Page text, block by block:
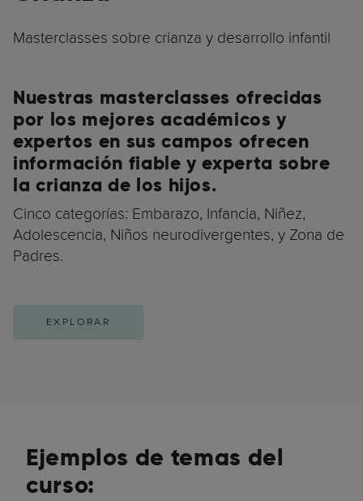
Masterclasses sobre crianza y desarrollo infantil
Nuestras masterclasses ofrecidas
por los mejores académicos y
expertos en sus campos ofrecen
información fiable y experta sobre
la crianza de los hijos.
Cinco categorías: Embarazo, Infancia, Niñez,
Adolescencia, Niños neurodivergentes, y Zona de
Padres.
EXPLORAR
Ejemplos de temas del
curso: